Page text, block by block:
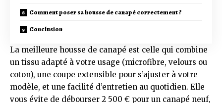
Comment poser sa housse de canapé correctement ?
Conclusion
La meilleure housse de canapé est celle qui combine
un tissu adapté à votre usage (microfibre, velours ou
coton), une coupe extensible pour s’ajuster à votre
modèle, et une facilité d’entretien au quotidien. Elle
vous évite de débourser 2 500 € pour un canapé neuf,